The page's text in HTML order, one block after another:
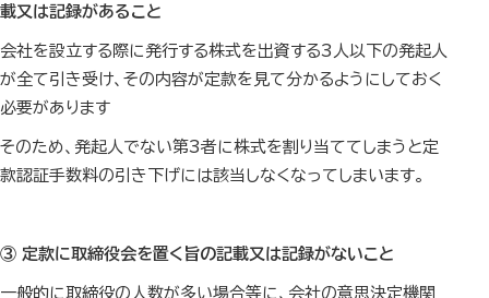
載又は記録があること
会社を設立する際に発行する株式を出資する3人以下の発起人
が全て引き受け、その内容が定款を見て分かるようにしておく
必要があります
そのため、発起人でない第3者に株式を割り当ててしまうと定
款認証手数料の引き下げには該当しなくなってしまいます。
③ 定款に取締役会を置く旨の記載又は記録がないこと
一般的に取締役の人数が多い場合等に、会社の意思決定機関